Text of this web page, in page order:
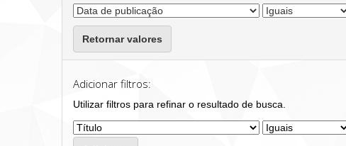
Retornar valores
Adicionar filtros:
Utilizar filtros para refinar o resultado de busca.